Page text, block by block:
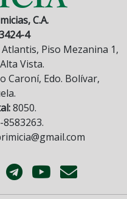
C.A.
4
Piso Mezanina 1,
Vista.
Caroní, Edo. Bolívar,
8050.